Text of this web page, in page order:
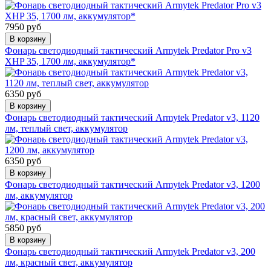
7950 руб
В корзину
Фонарь светодиодный тактический Armytek Predator Pro v3
XHP 35, 1700 лм, аккумулятор*
6350 руб
В корзину
Фонарь светодиодный тактический Armytek Predator v3, 1120
лм, теплый свет, аккумулятор
6350 руб
В корзину
Фонарь светодиодный тактический Armytek Predator v3, 1200
лм, аккумулятор
5850 руб
В корзину
Фонарь светодиодный тактический Armytek Predator v3, 200
лм, красный свет, аккумулятор